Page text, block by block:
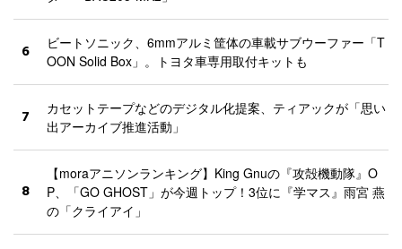
6
ビートソニック、6mmアルミ筐体の車載サブウーファー「T
OON Solid Box」。トヨタ車専用取付キットも
7
カセットテープなどのデジタル化提案、ティアックが「思い
出アーカイブ推進活動」
8
【moraアニソンランキング】King Gnuの『攻殻機動隊』O
P、「GO GHOST」が今週トップ！3位に『学マス』雨宮 燕
の「クライアイ」